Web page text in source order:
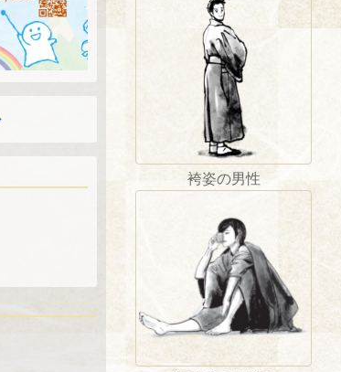
袴姿の男性